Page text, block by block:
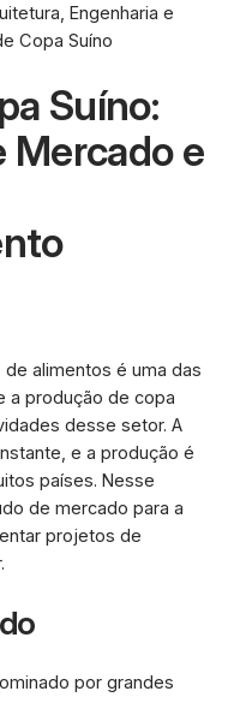
Engenharia e
Copa Suíno
Suíno:
Mercado e
alimentos é uma das
a produção de copa
desse setor. A
e a produção é
países. Nesse
de mercado para a
projetos de
por grandes